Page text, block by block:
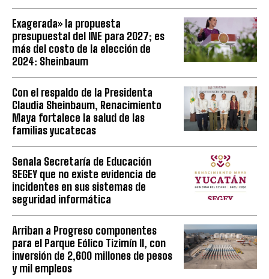
Exagerada» la propuesta
presupuestal del INE para 2027; es
más del costo de la elección de
2024: Sheinbaum
Con el respaldo de la Presidenta
Claudia Sheinbaum, Renacimiento
Maya fortalece la salud de las
familias yucatecas
Señala Secretaría de Educación
SEGEY que no existe evidencia de
incidentes en sus sistemas de
seguridad informática
Arriban a Progreso componentes
para el Parque Eólico Tizimín II, con
inversión de 2,600 millones de pesos
y mil empleos